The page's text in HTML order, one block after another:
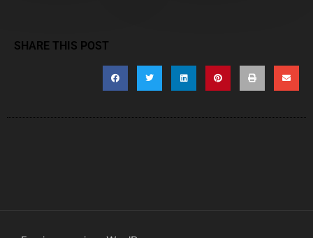
SHARE THIS POST